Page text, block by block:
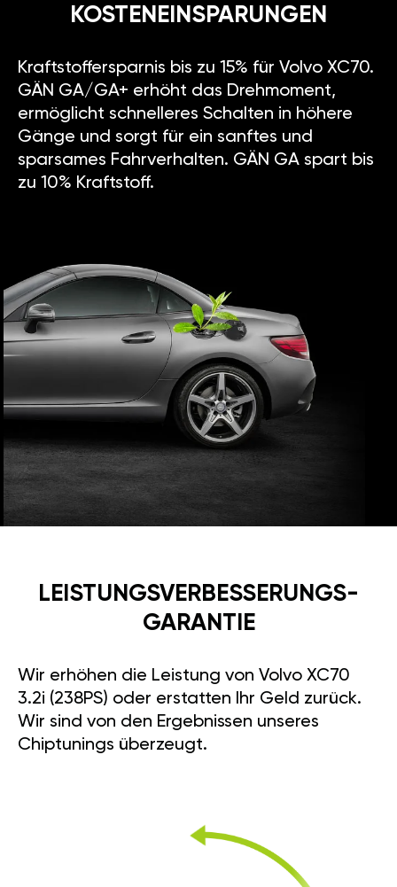
KOSTENEINSPARUNGEN
Kraftstoffersparnis bis zu 15% für Volvo XC70.
GÄN GA/GA+ erhöht das Drehmoment,
ermöglicht schnelleres Schalten in höhere
Gänge und sorgt für ein sanftes und
sparsames Fahrverhalten. GÄN GA spart bis
zu 10% Kraftstoff.
LEISTUNGSVERBESSE­RUNGS­
GARANTIE
Wir erhöhen die Leistung von Volvo XC70
3.2i (238PS) oder erstatten Ihr Geld zurück.
Wir sind von den Ergebnissen unseres
Chiptunings überzeugt.